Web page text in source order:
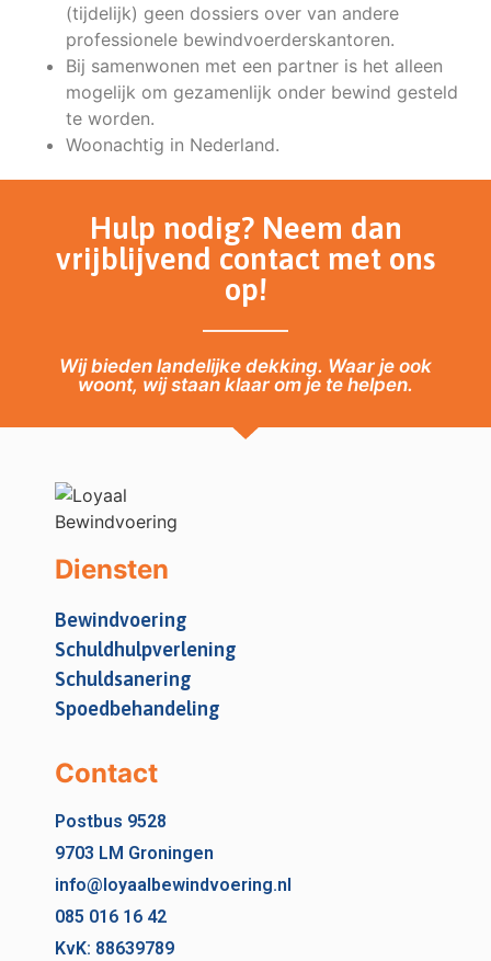
(tijdelijk) geen dossiers over van andere
professionele bewindvoerderskantoren.
Bij samenwonen met een partner is het alleen
mogelijk om gezamenlijk onder bewind gesteld
te worden.
Woonachtig in Nederland.
Hulp nodig? Neem dan
vrijblijvend contact met ons
op!
Wij bieden landelijke dekking. Waar je ook
woont, wij staan klaar om je te helpen.
Diensten
Bewindvoering
Schuldhulpverlening
Schuldsanering
Spoedbehandeling
Contact
Postbus 9528
9703 LM Groningen
info@loyaalbewindvoering.nl
085 016 16 42
KvK: 88639789